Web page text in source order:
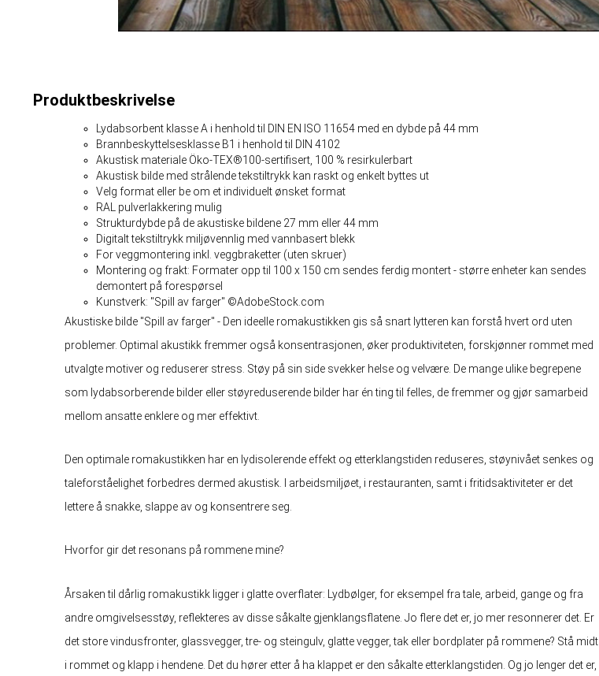
Produktbeskrivelse
Lydabsorbent klasse A i henhold til DIN EN ISO 11654 med en dybde på 44 mm
Brannbeskyttelsesklasse B1 i henhold til DIN 4102
Akustisk materiale Öko-TEX®100-sertifisert, 100 % resirkulerbart
Akustisk bilde med strålende tekstiltrykk kan raskt og enkelt byttes ut
Velg format eller be om et individuelt ønsket format
RAL pulverlakkering mulig
Strukturdybde på de akustiske bildene 27 mm eller 44 mm
Digitalt tekstiltrykk miljøvennlig med vannbasert blekk
For veggmontering inkl. veggbraketter (uten skruer)
Montering og frakt: Formater opp til 100 x 150 cm sendes ferdig montert - større enheter kan sendes
demontert på forespørsel
Kunstverk: "Spill av farger" ©AdobeStock.com
Akustiske bilde "Spill av farger" - Den ideelle romakustikken gis så snart lytteren kan forstå hvert ord uten
problemer. Optimal akustikk fremmer også konsentrasjonen, øker produktiviteten, forskjønner rommet med
utvalgte motiver og reduserer stress. Støy på sin side svekker helse og velvære. De mange ulike begrepene
som lydabsorberende bilder eller støyreduserende bilder har én ting til felles, de fremmer og gjør samarbeid
mellom ansatte enklere og mer effektivt.
Den optimale romakustikken har en lydisolerende effekt og etterklangstiden reduseres, støynivået senkes og
taleforståelighet forbedres dermed akustisk. I arbeidsmiljøet, i restauranten, samt i fritidsaktiviteter er det
lettere å snakke, slappe av og konsentrere seg.
Hvorfor gir det resonans på rommene mine?
Årsaken til dårlig romakustikk ligger i glatte overflater: Lydbølger, for eksempel fra tale, arbeid, gange og fra
andre omgivelsesstøy, reflekteres av disse såkalte gjenklangsflatene. Jo flere det er, jo mer resonnerer det. Er
det store vindusfronter, glassvegger, tre- og steingulv, glatte vegger, tak eller bordplater på rommene? Stå midt
i rommet og klapp i hendene. Det du hører etter å ha klappet er den såkalte etterklangstiden. Og jo lenger det er,